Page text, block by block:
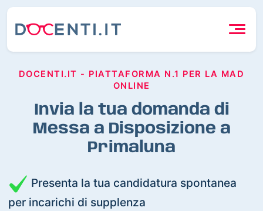
DOCENTI.IT - PIATTAFORMA N.1 PER LA MAD
ONLINE
Invia la tua domanda di
Messa a Disposizione a
Primaluna
Presenta la tua candidatura spontanea
per incarichi di supplenza